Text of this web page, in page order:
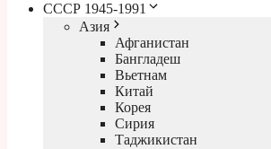
СССР 1945-1991
Азия
Афганистан
Бангладеш
Вьетнам
Китай
Корея
Сирия
Таджикистан